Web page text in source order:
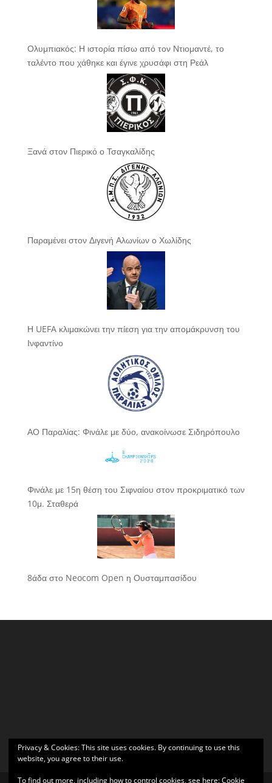
Ολυμπιακός: Η ιστορία πίσω από τον Ντιομαντέ, το
ταλέντο που χάθηκε και έγινε χρυσάφι στη Ρεάλ
Ξανά στον Πιερικό ο Τσαγκαλίδης
Παραμένει στον Διγενή Αλωνίων ο Χωλίδης
Η UEFA κλιμακώνει την πίεση για την απομάκρυνση του
Ινφαντίνο
ΑΟ Παραλίας: Φινάλε με δύο, ανακοίνωσε Σιδηρόπουλο
Φινάλε με 15η θέση του Σιφναίου στον προκριματικό των
10μ. Σταθερά
8άδα στο Neocom Open η Ουσταμπασίδου
Privacy & Cookies: This site uses cookies. By continuing to use this
website, you agree to their use.
To find out more, including how to control cookies, see here:Cookie